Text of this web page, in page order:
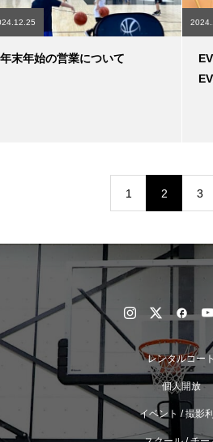
年末年始の営業について
1 2 3
レンタルコート
個人開放
イベント / 撮影